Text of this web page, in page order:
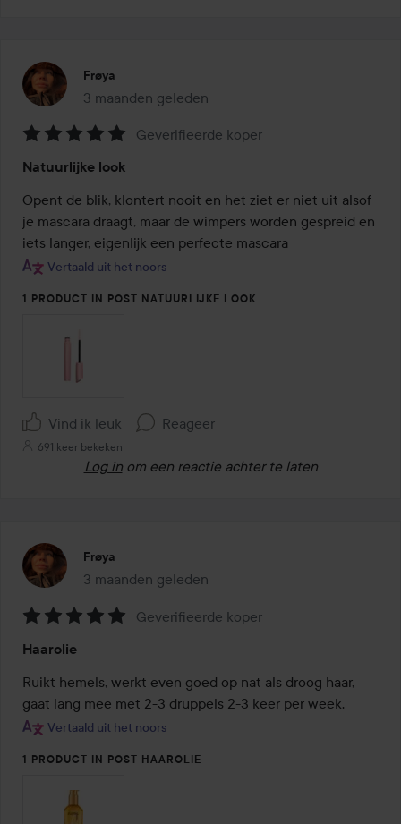
Frøya
3 maanden geleden
Het bericht is gemaakt 3 maanden geleden
5
van
de
5
Geverifieerde koper
Natuurlijke look
Opent de blik, klontert nooit en het ziet er niet uit alsof
je mascara draagt, maar de wimpers worden gespreid en
iets langer, eigenlijk een perfecte mascara
Vertaald uit het noors
1 PRODUCT IN POST NATUURLIJKE LOOK
Vind ik leuk Reageer
691 keer bekeken
Log in om een reactie achter te laten
Frøya
3 maanden geleden
Het bericht is gemaakt 3 maanden geleden
5
van
de
5
Geverifieerde koper
Haarolie
Ruikt hemels, werkt even goed op nat als droog haar,
gaat lang mee met 2-3 druppels 2-3 keer per week.
Vertaald uit het noors
1 PRODUCT IN POST HAAROLIE